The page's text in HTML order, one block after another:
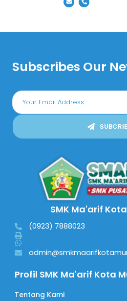
Subscribes Our
SMK Ma'arif
(0923) 7888023
Profil SMK Ma'arif Kota
Tentang Kami